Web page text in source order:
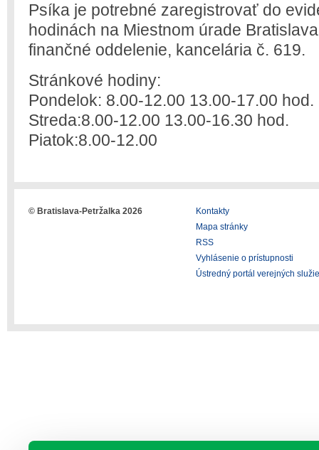
Psíka je potrebné zaregistrovať do
hodinách na Miestnom úrade
finančné oddelenie, kancelária č. 619.
Stránkové hodiny:
Pondelok: 8.00-12.00 13.00-17.00 hod.
Streda:8.00-12.00 13.00-16.30 hod.
Piatok:8.00-12.00
© Bratislava-Petržalka 2026
Kontakty
Mapa stránky
RSS
Vyhlásenie o prístupnosti
Ústredný portál verejných